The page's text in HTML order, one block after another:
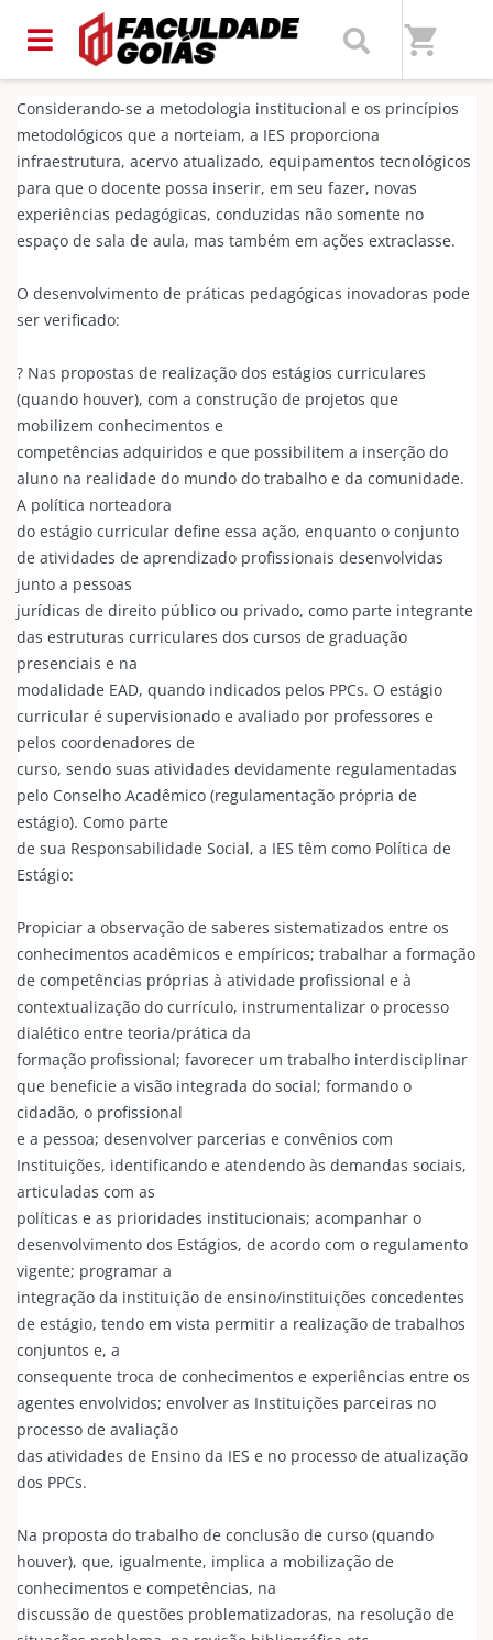
shopping_cart
Home/ Faculdade Goiás | FACGOIÁS
Considerando-se a metodologia institucional e os princípios
metodológicos que a norteiam, a IES proporciona
infraestrutura, acervo atualizado, equipamentos tecnológicos
para que o docente possa inserir, em seu fazer, novas
experiências pedagógicas, conduzidas não somente no
espaço de sala de aula, mas também em ações extraclasse.
O desenvolvimento de práticas pedagógicas inovadoras pode
ser verificado:
? Nas propostas de realização dos estágios curriculares
(quando houver), com a construção de projetos que
mobilizem conhecimentos e
competências adquiridos e que possibilitem a inserção do
aluno na realidade do mundo do trabalho e da comunidade.
A política norteadora
do estágio curricular define essa ação, enquanto o conjunto
de atividades de aprendizado profissionais desenvolvidas
junto a pessoas
jurídicas de direito público ou privado, como parte integrante
das estruturas curriculares dos cursos de graduação
presenciais e na
modalidade EAD, quando indicados pelos PPCs. O estágio
curricular é supervisionado e avaliado por professores e
pelos coordenadores de
curso, sendo suas atividades devidamente regulamentadas
pelo Conselho Acadêmico (regulamentação própria de
estágio). Como parte
de sua Responsabilidade Social, a IES têm como Política de
Estágio:
Propiciar a observação de saberes sistematizados entre os
conhecimentos acadêmicos e empíricos; trabalhar a formação
de competências próprias à atividade profissional e à
contextualização do currículo, instrumentalizar o processo
dialético entre teoria/prática da
formação profissional; favorecer um trabalho interdisciplinar
que beneficie a visão integrada do social; formando o
cidadão, o profissional
e a pessoa; desenvolver parcerias e convênios com
Instituições, identificando e atendendo às demandas sociais,
articuladas com as
políticas e as prioridades institucionais; acompanhar o
desenvolvimento dos Estágios, de acordo com o regulamento
vigente; programar a
integração da instituição de ensino/instituições concedentes
de estágio, tendo em vista permitir a realização de trabalhos
conjuntos e, a
consequente troca de conhecimentos e experiências entre os
agentes envolvidos; envolver as Instituições parceiras no
processo de avaliação
das atividades de Ensino da IES e no processo de atualização
dos PPCs.
Na proposta do trabalho de conclusão de curso (quando
houver), que, igualmente, implica a mobilização de
conhecimentos e competências, na
discussão de questões problematizadoras, na resolução de